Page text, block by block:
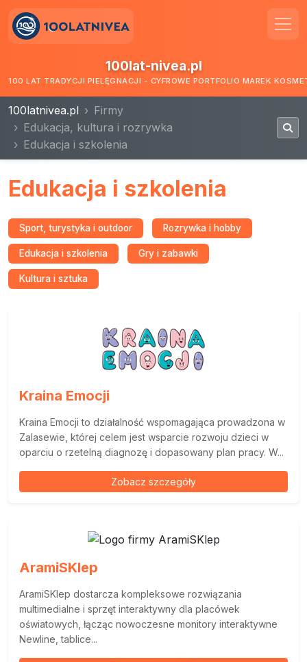
100lat-nivea.pl
100 LAT TRADYCJI PIELĘGNACJI - CYFROWE PORTFOLIO MAREK
100latnivea.pl
Firmy
Edukacja, kultura i rozrywka
Edukacja i szkolenia
Edukacja i szkolenia
Sport, turystyka i outdoor Rozrywka i hobby
Edukacja i szkolenia Gry i zabawki
Kultura i sztuka
Kraina Emocji
Kraina Emocji to działalność wspomagająca prowadzona w
Zalasewie, której celem jest wsparcie rozwoju dzieci w
oparciu o rzetelną diagnozę i dopasowany plan pracy. W...
Zobacz szczegóły
AramiSKlep
AramiSKlep dostarcza kompleksowe rozwiązania
multimedialne i sprzęt interaktywny dla placówek
oświatowych, łącząc nowoczesne monitory interaktywne
Newline, tablice...